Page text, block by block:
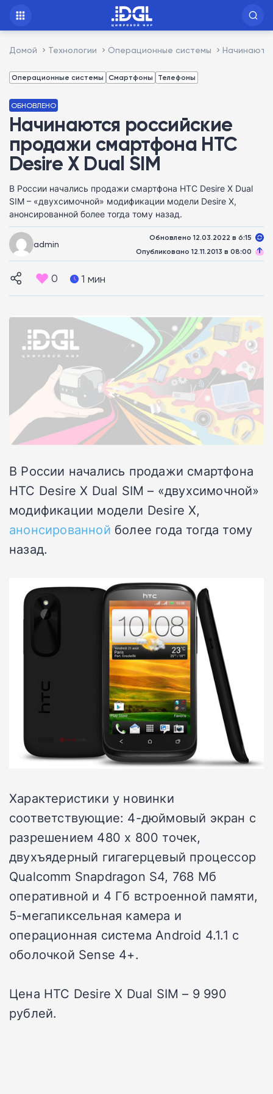
Домой Технологии Операционные системы
Операционные системы Смартфоны Телефоны
ОБНОВЛЕНО
Начинаются российские
продажи смартфона HTC
Desire X Dual SIM
В России начались продажи смартфона HTC Desire X Dual
SIM – «двухсимочной» модификации модели Desire X,
анонсированной более тогда тому назад.
admin
Обновлено 12.03.2022 в 6:15
Опубликовано 12.11.2013 в 08:00
0 1 мин
В России начались продажи смартфона
HTC Desire X Dual SIM – «двухсимочной»
модификации модели Desire X,
анонсированной более года тогда тому
назад.
Характеристики у новинки
соответствующие: 4-дюймовый экран с
разрешением 480 х 800 точек,
двухъядерный гигагерцевый процессор
Qualcomm Snapdragon S4, 768 Мб
оперативной и 4 Гб встроенной памяти,
5-мегапиксельная камера и
операционная система Android 4.1.1 с
оболочкой Sense 4+.
Цена HTC Desire X Dual SIM – 9 990
рублей.